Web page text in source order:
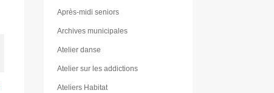
Après-midi seniors
Archives municipales
Atelier danse
Atelier sur les addictions
Ateliers Habitat